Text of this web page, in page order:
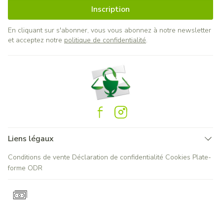
Inscription
En cliquant sur s'abonner, vous vous abonnez à notre newsletter
et acceptez notre politique de confidentialité.
Liens légaux
Conditions de vente Déclaration de confidentialité Cookies Plate-
forme ODR